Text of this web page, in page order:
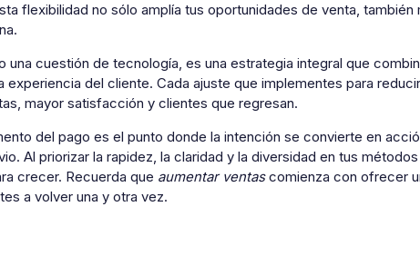
flexibilidad no sólo amplía tus oportunidades de venta, también
cuestión de tecnología, es una estrategia integral que
del cliente. Cada ajuste que implementes para
mayor satisfacción y clientes que regresan.
del pago es el punto donde la intención se convierte en
Al priorizar la rapidez, la claridad y la diversidad en tus
crecer. Recuerda que aumentar ventascomienza con ofrecer
a volver una y otra vez.